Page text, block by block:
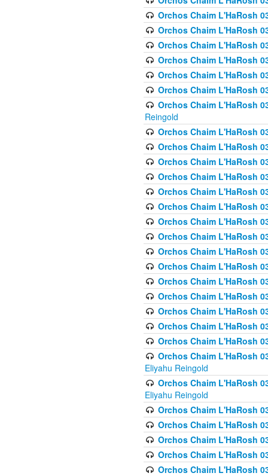
Orchos Chaim L'HaRosh
Orchos Chaim L'HaRosh
Orchos Chaim L'HaRosh
Orchos Chaim L'HaRosh
Orchos Chaim L'HaRosh
Orchos Chaim L'HaRosh
Orchos Chaim L'HaRosh
Reingold
Orchos Chaim L'HaRosh
Orchos Chaim L'HaRosh
Orchos Chaim L'HaRosh
Orchos Chaim L'HaRosh
Orchos Chaim L'HaRosh
Orchos Chaim L'HaRosh
Orchos Chaim L'HaRosh
Orchos Chaim L'HaRosh
Orchos Chaim L'HaRosh
Orchos Chaim L'HaRosh
Orchos Chaim L'HaRosh
Orchos Chaim L'HaRosh
Orchos Chaim L'HaRosh
Orchos Chaim L'HaRosh
Orchos Chaim L'HaRosh
Orchos Chaim L'HaRosh
Eliyahu Reingold
Orchos Chaim L'HaRosh
Eliyahu Reingold
Orchos Chaim L'HaRosh
Orchos Chaim L'HaRosh
Orchos Chaim L'HaRosh
Orchos Chaim L'HaRosh
Orchos Chaim L'HaRosh